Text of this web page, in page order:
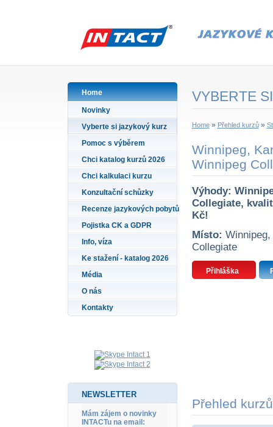
Home
Novinky
Vyberte si jazykový kurz
Pomoc s výběrem
Chci katalog kurzů 2026
Chci kalkulaci kurzu
Konzultační schůzky
Recenze jazykových pobytů
Pojistka CK a GDPR
Info, víza
Ke stažení - katalog 2026
Média
O nás
Kontakty
NEWSLETTER
Mám zájem o novinky
INTACTu na email:
VYBERTE
Home» Přehled kurzů»
Winnipeg,
Winnipeg
Výhody:
Collegiate,
Kč!
Místo:
Collegiate
Přihláška
Přehled kurzů